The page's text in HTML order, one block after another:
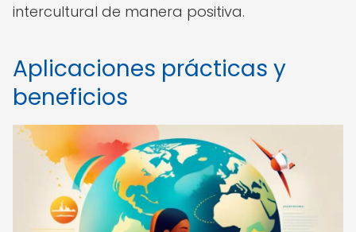
intercultural de manera positiva.
Aplicaciones prácticas y
beneficios